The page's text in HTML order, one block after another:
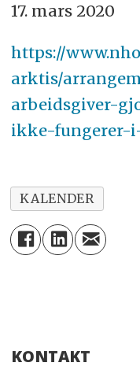
17. mars 2020
https://
arktis/
arbeidsgiver-
ikke-fungerer-
KALENDER
KONTAKT